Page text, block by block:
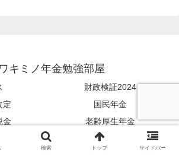
キミノ年金勉強部屋
財政検証2024
定
国民年金
金
老齢厚生年金
繰上げ繰下げ
検索 トップ サイドバー